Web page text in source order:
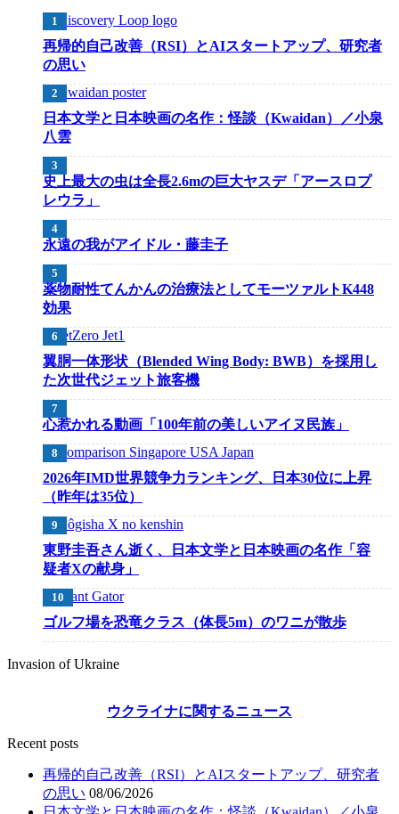
再帰的自己改善（RSI）とAIスタートアップ、研究者
の思い
日本文学と日本映画の名作：怪談（Kwaidan）／小泉
八雲
史上最大の虫は全長2.6mの巨大ヤスデ「アースロプ
レウラ」
永遠の我がアイドル・藤圭子
薬物耐性てんかんの治療法としてモーツァルトK448
効果
翼胴一体形状（Blended Wing Body: BWB）を採用し
た次世代ジェット旅客機
心惹かれる動画「100年前の美しいアイヌ民族」
2026年IMD世界競争力ランキング、日本30位に上昇
（昨年は35位）
東野圭吾さん逝く、日本文学と日本映画の名作「容
疑者Xの献身」
ゴルフ場を恐竜クラス（体長5m）のワニが散歩
Invasion of Ukraine
ウクライナに関するニュース
Recent posts
再帰的自己改善（RSI）とAIスタートアップ、研究者
の思い 08/06/2026